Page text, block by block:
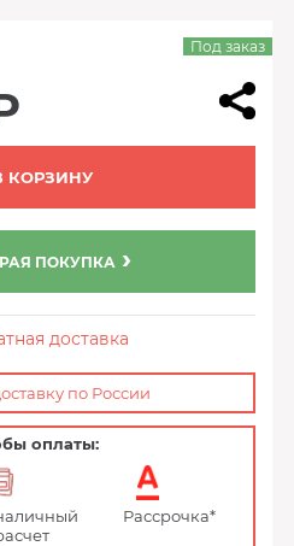
Под заказ
КОРЗИНУ
ПОКУПКА
доставка
по России
оплаты:
Рассрочка*